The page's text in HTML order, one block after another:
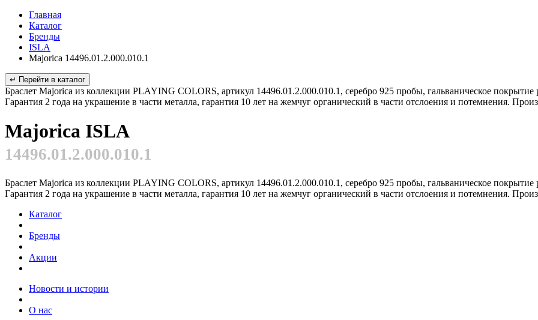
Главная
Каталог
Бренды
ISLA
Majorica 14496.01.2.000.010.1
↵ Перейти в каталог
Браслет Majorica из коллекции PLAYING COLORS, артикул 14496.01.2.000.010.1, серебро 925 пробы, гальваническое
Гарантия 2 года на украшение в части металла, гарантия 10 лет на жемчуг органический в части отслоения и потемнения.
Majorica ISLA
14496.01.2.000.010.1
Браслет Majorica из коллекции PLAYING COLORS, артикул 14496.01.2.000.010.1, серебро 925 пробы, гальваническое
Гарантия 2 года на украшение в части металла, гарантия 10 лет на жемчуг органический в части отслоения и потемнения.
Каталог
Бренды
Акции
Новости и истории
О нас